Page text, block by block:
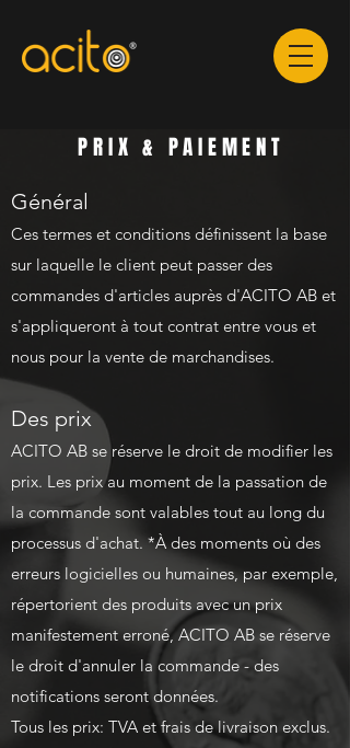
PRIX & PAIEMENT
Général
Ces termes et conditions définissent la base
sur laquelle le client peut passer des
commandes d'articles auprès d'ACITO AB et
s'appliqueront à tout contrat entre vous et
nous pour la vente de marchandises.
Des prix
ACITO AB se réserve le droit de modifier les
prix. Les prix au moment de la passation de
la commande sont valables tout au long du
processus d'achat. *À des moments où des
erreurs logicielles ou humaines, par exemple,
répertorient des produits avec un prix
manifestement erroné, ACITO AB se réserve
le droit d'annuler la commande - des
notifications seront données.
Tous les prix: TVA et frais de livraison exclus.